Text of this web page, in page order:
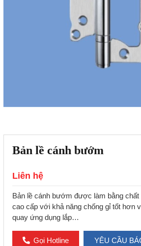
Bản lề cánh bướm
Liên hệ
Bản lề cánh bướm được làm bằng chất
cao cấp với khả năng chống gỉ tốt hơn
quay ứng dụng lắp…
Gọi Hotline YÊU CẦU